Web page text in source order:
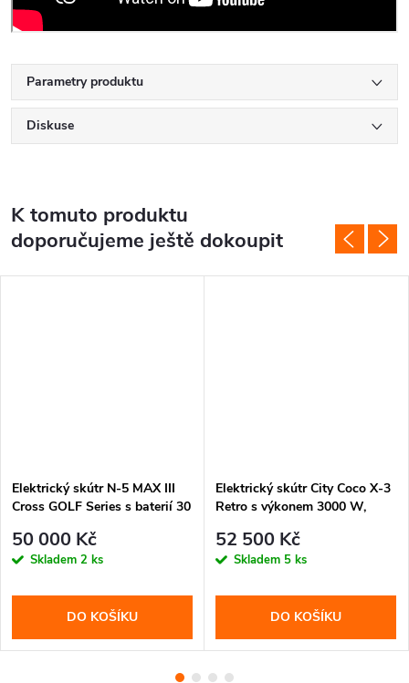
Parametry produktu
Diskuse
K tomuto produktu
doporučujeme ještě dokoupit
Elektrický skútr N-5 MAX III
Cross GOLF Series s baterií 30
Ideální pro golfová hřiště,
areály i pohodlnou jízdu.
50 000 Kč
Skladem 2 ks
DO KOŠÍKU
Elektrický skútr City Coco X-3
Retro s výkonem 3000 W,
70 km. Stylové černo-červené
provedení, tichý provoz a
52 500 Kč
Skladem 5 ks
DO KOŠÍKU